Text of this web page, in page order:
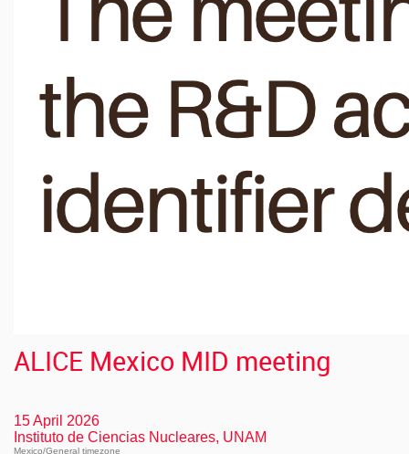
ALICE Mexico MID meeting
15 April 2026
Instituto de Ciencias Nucleares, UNAM
Mexico/General timezone